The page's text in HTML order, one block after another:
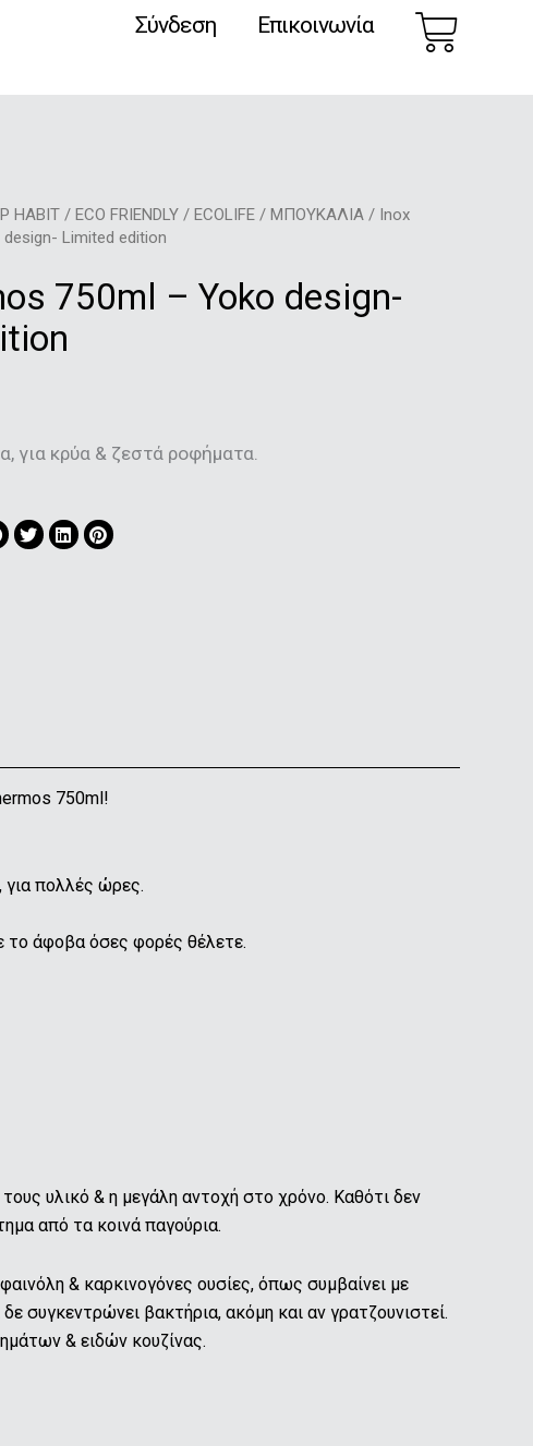
Σύνδεση Επικοινωνία
HABIT/ ECO FRIENDLY/ ECOLIFE/ ΜΠΟΥΚΑΛΙΑ/ Inox
Limited edition
750ml – Yoko design-
για κρύα & ζεστά ροφήματα.
750ml!
πολλές ώρες.
το άφοβα όσες φορές θέλετε.
τους υλικό & η μεγάλη αντοχή στο χρόνο. Καθότι δεν
από τα κοινά παγούρια.
& καρκινογόνες ουσίες, όπως συμβαίνει με
συγκεντρώνει βακτήρια, ακόμη και αν γρατζουνιστεί.
& ειδών κουζίνας.